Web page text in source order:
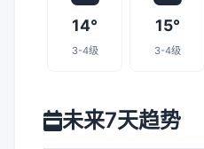
14°
3-4级
15°
3-4级
未来7天趋势